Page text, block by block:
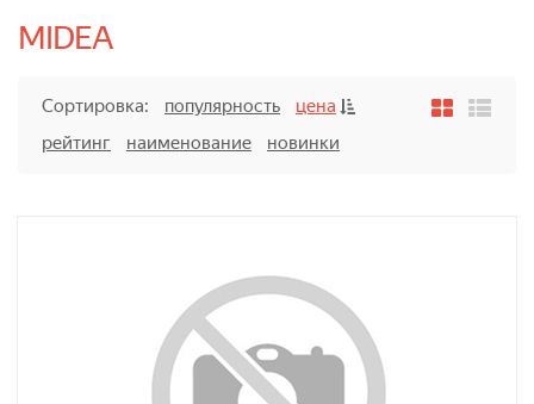
MIDEA
Сортировка: популярность
цена
рейтинг
наименование новинки